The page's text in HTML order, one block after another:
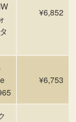
¥6,852
¥6,753